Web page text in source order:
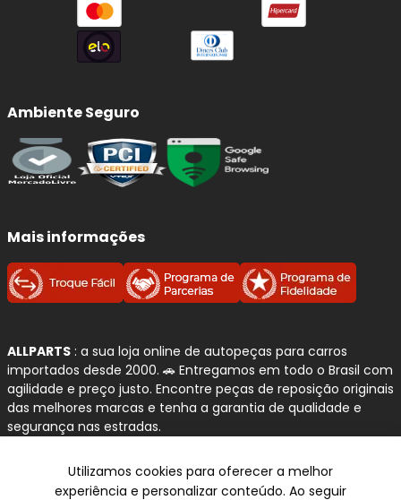
Ambiente Seguro
Mais informações
ALLPARTS : a sua loja online de autopeças para carros
importados desde 2000. 🚗 Entregamos em todo o Brasil com
agilidade e preço justo. Encontre peças de reposição originais
das melhores marcas e tenha a garantia de qualidade e
segurança nas estradas.
Catálogo
Utilizamos cookies para oferecer a melhor
experiência e personalizar conteúdo. Ao seguir